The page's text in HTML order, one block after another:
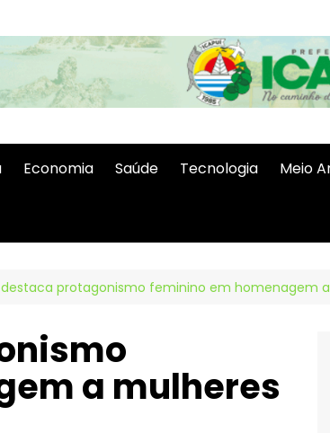
Economia Saúde Tecnologia Meio
protagonismo feminino em homenagem
a mulheres